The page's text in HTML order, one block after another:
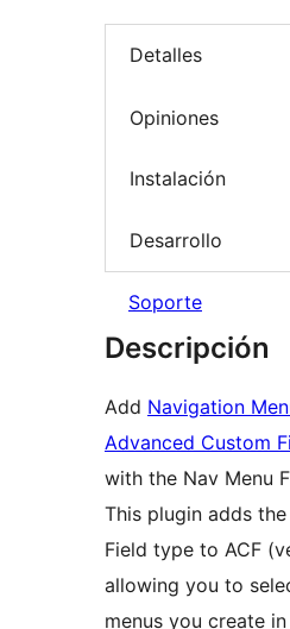
Detalles
Opiniones
Instalación
Desarrollo
Soporte
Descripción
Add Navigation
Advanced Custom
with the Nav Menu
This plugin adds
Field type to ACF
allowing you to
menus you create